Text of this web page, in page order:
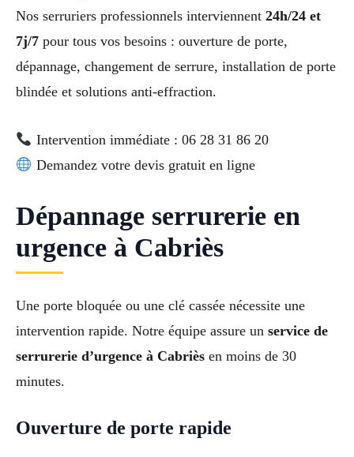
Nos serruriers professionnels interviennent 24h/24 et
7j/7 pour tous vos besoins : ouverture de porte,
dépannage, changement de serrure, installation de porte
blindée et solutions anti-effraction.
Intervention immédiate : 06 28 31 86 20
Demandez votre devis gratuit en ligne
Dépannage serrurerie en
urgence à Cabriès
Une porte bloquée ou une clé cassée nécessite une
intervention rapide. Notre équipe assure un service de
serrurerie d’urgence à Cabriès en moins de 30
minutes.
Ouverture de porte rapide